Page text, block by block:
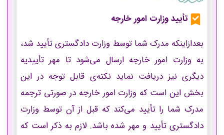
تأیید وزارت امور خارجه
بعدازاینکه مدرک شما توسط وزارت دادگستری تأیید شد،
به وزارت امور خارجه ارسال می‌شود تا مهر تأییدیه
دیگری نیز دریافت نماید نکته‌ی قابل توجه در این
بخش این است که وزارت امور خارجه در صورتی ترجمه
مدرک شما را تأیید می‌کند که قبل از آن توسط وزارت
دادگستری تأیید و مهر شده باشد. لازم به ذکر است که